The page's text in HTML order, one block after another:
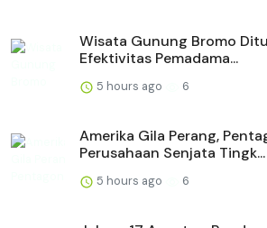
Wisata Gunung Bromo
Efektivitas Pemadama...
5 hours ago 6
Amerika Gila Perang,
Perusahaan Senjata Tingk...
5 hours ago 6